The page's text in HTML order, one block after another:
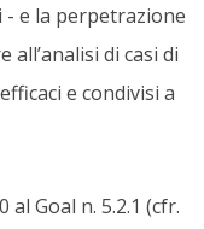
- e la perpetrazione
di casi di
e condivisi a
Goal n. 5.2.1 (cfr.